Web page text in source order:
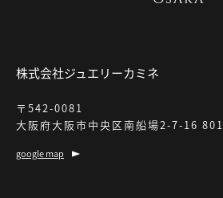
株式会社ジュエリーカミネ
〒542-0081
大阪府大阪市中央区南船場2-7-16 801
google map